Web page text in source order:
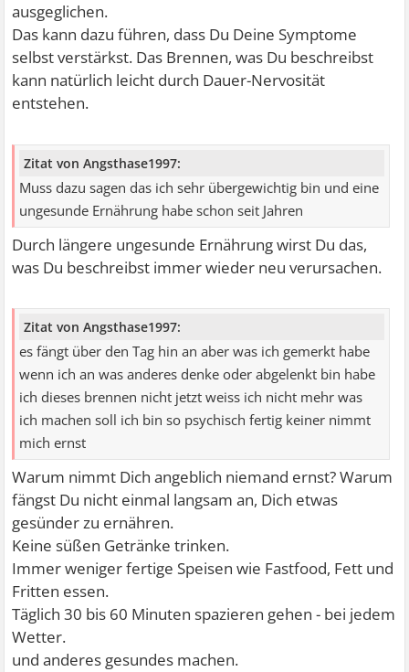
ausgeglichen.
Das kann dazu führen, dass Du Deine Symptome
selbst verstärkst. Das Brennen, was Du beschreibst
kann natürlich leicht durch Dauer-Nervosität
entstehen.
Zitat von Angsthase1997:
Muss dazu sagen das ich sehr übergewichtig bin und eine
ungesunde Ernährung habe schon seit Jahren
Durch längere ungesunde Ernährung wirst Du das,
was Du beschreibst immer wieder neu verursachen.
Zitat von Angsthase1997:
es fängt über den Tag hin an aber was ich gemerkt habe
wenn ich an was anderes denke oder abgelenkt bin habe
ich dieses brennen nicht jetzt weiss ich nicht mehr was
ich machen soll ich bin so psychisch fertig keiner nimmt
mich ernst
Warum nimmt Dich angeblich niemand ernst? Warum
fängst Du nicht einmal langsam an, Dich etwas
gesünder zu ernähren.
Keine süßen Getränke trinken.
Immer weniger fertige Speisen wie Fastfood, Fett und
Fritten essen.
Täglich 30 bis 60 Minuten spazieren gehen - bei jedem
Wetter.
und anderes gesundes machen.